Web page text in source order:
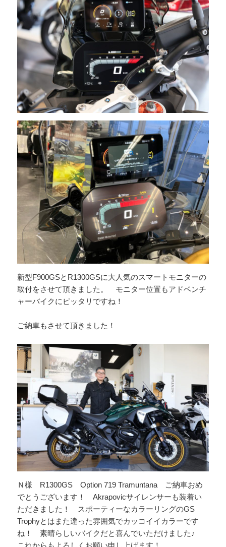
新型F900GSとR1300GSに大人気のスマートモニターの
取付をさせて頂きました。 モニター位置もアドベンチ
ャーバイクにピッタリですね！
ご納車もさせて頂きました！
Ｎ様 R1300GS Option 719 Tramuntana ご納車おめ
でとうございます！ Akrapovicサイレンサーも装着い
ただきました！ スポーティーなカラーリングのGS
Trophyとはまた違った雰囲気でカッコイイカラーです
ね！ 素晴らしいバイクだと喜んでいただけました♪
これからもよろしくお願い申し上げます！